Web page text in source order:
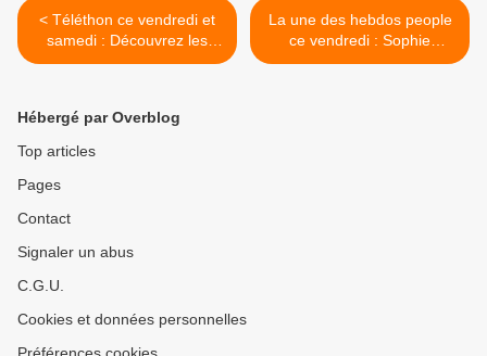
< Téléthon ce vendredi et
samedi : Découvrez les
artistes présents dans les
La une des hebdos people
ce vendredi : Sophie
Marceau, Ophélie Winter,
Hébergé par Overblog
Top articles
Pages
Contact
Signaler un abus
C.G.U.
Cookies et données personnelles